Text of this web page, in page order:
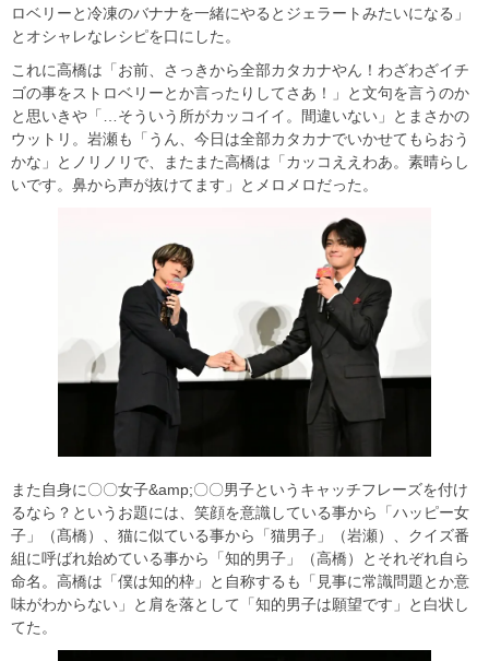
ロベリーと冷凍のバナナを一緒にやるとジェラートみたいになる」
とオシャレなレシピを口にした。
これに高橋は「お前、さっきから全部カタカナやん！わざわざイチ
ゴの事をストロベリーとか言ったりしてさあ！」と文句を言うのか
と思いきや「…そういう所がカッコイイ。間違いない」とまさかの
ウットリ。岩瀬も「うん、今日は全部カタカナでいかせてもらおう
かな」とノリノリで、またまた高橋は「カッコええわあ。素晴らし
いです。鼻から声が抜けてます」とメロメロだった。
また自身に〇〇女子&amp;〇〇男子というキャッチフレーズを付け
るなら？というお題には、笑顔を意識している事から「ハッピー女
子」（髙橋）、猫に似ている事から「猫男子」（岩瀬）、クイズ番
組に呼ばれ始めている事から「知的男子」（高橋）とそれぞれ自ら
命名。高橋は「僕は知的枠」と自称するも「見事に常識問題とか意
味がわからない」と肩を落として「知的男子は願望です」と白状し
てた。